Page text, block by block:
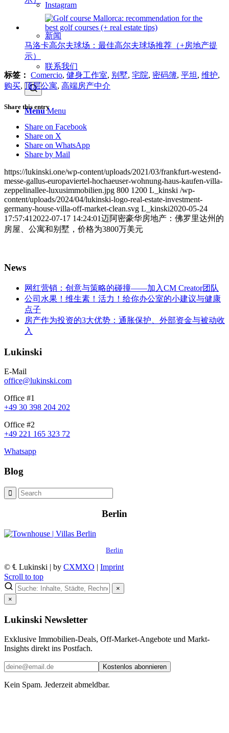
Instagram
新闻
联系我们
Menu Menu
马洛卡高尔夫球场：最佳高尔夫球场推荐（+房地产提
示）
标签： Comercio, 健身工作室, 别墅, 宅院, 密码簿, 平坦 , 维护,
购买, 顶层公寓, 高端房产中介
Share this entry
Share on Facebook
Share on X
Share on WhatsApp
Share by Mail
https://lukinski.one/wp-content/uploads/2021/03/frankfurt-westend-
messe-gallus-europaviertel-hochaeuser-wohnung-haus-kaufen-villa-
zeppelinallee-luxusimmobilien.jpg 800 1200 L_kinski /wp-
content/uploads/2024/04/lukinski-logo-real-estate-investment-
germany-house-villa-off-market-clean.svg L_kinski2020-05-24
17:57:41 2022-07-17 14:24:01迈阿密豪华房地产：佛罗里达州的
房屋、公寓和别墅，价格为3800万美元
News
网红营销：创意与策略的碰撞——加入CM Creator团队
公司水果！维生素！活力！给你办公室的小建议与健康
点子
房产作为投资的3大优势：通胀保护、外部资金与被动收
入
Lukinski
E-Mail
office@lukinski.com
Office #1
+49 30 398 204 202
Office #2
+49 221 165 323 72
Whatsapp
Blog
Berlin
Berlin
© ℄ Lukinski | by CXMXO | Imprint
Scroll to top
×
×
Lukinski Newsletter
Exklusive Immobilien-Deals, Off-Market-Angebote und Markt-
Insights direkt ins Postfach.
Kostenlos abonnieren
Kein Spam. Jederzeit abmeldbar.